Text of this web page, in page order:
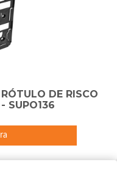
DE RISCO
SUPO136